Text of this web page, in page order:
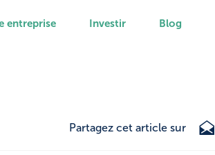
entreprise Investir Blog
Partagez cet article sur